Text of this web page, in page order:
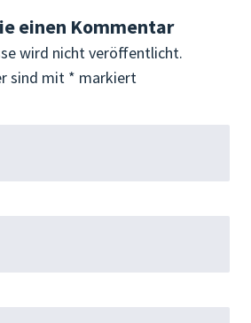
einen Kommentar
wird nicht veröffentlicht.
sind mit * markiert